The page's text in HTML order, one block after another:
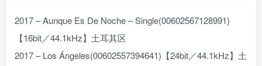
2017 – Aunque Es De Noche – Single(00602567128991)
【16bit／44.1kHz】土耳其区
2017 – Los Ángeles(00602557394641)【24bit／44.1kHz】土